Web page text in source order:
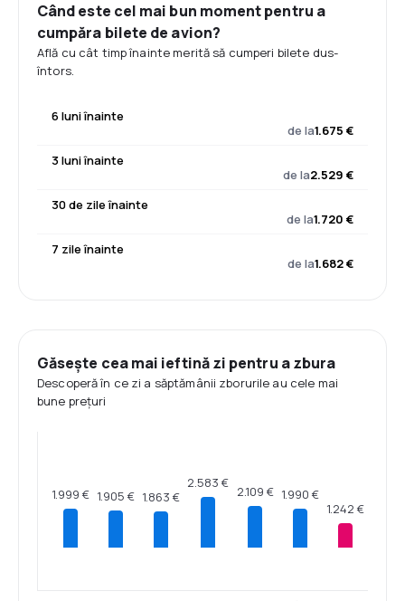
Când este cel mai bun moment pentru a
cumpăra bilete de avion?
Află cu cât timp înainte merită să cumperi bilete dus-
întors.
6 luni înainte
de la1.675 €
3 luni înainte
de la2.529 €
30 de zile înainte
de la1.720 €
7 zile înainte
de la1.682 €
Găsește cea mai ieftină zi pentru a zbura
Descoperă în ce zi a săptămânii zborurile au cele mai
bune prețuri
1.999 € 1.905 € 1.863 €
2.583 €
2.109 € 1.990 €
1.242 €